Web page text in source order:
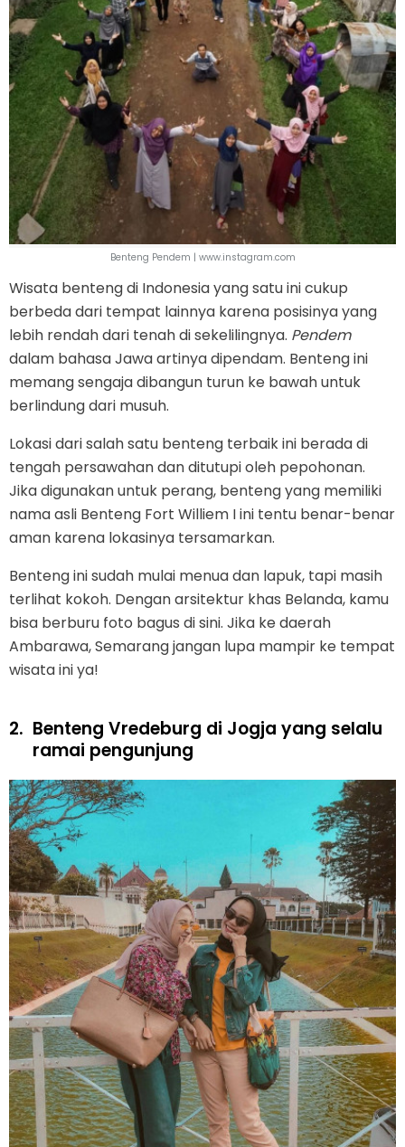
Benteng Pendem | www.instagram.com
Wisata benteng di Indonesia yang satu ini cukup
berbeda dari tempat lainnya karena posisinya yang
lebih rendah dari tenah di sekelilingnya. Pendem
dalam bahasa Jawa artinya dipendam. Benteng ini
memang sengaja dibangun turun ke bawah untuk
berlindung dari musuh.
Lokasi dari salah satu benteng terbaik ini berada di
tengah persawahan dan ditutupi oleh pepohonan.
Jika digunakan untuk perang, benteng yang memiliki
nama asli Benteng Fort Williem I ini tentu benar-benar
aman karena lokasinya tersamarkan.
Benteng ini sudah mulai menua dan lapuk, tapi masih
terlihat kokoh. Dengan arsitektur khas Belanda, kamu
bisa berburu foto bagus di sini. Jika ke daerah
Ambarawa, Semarang jangan lupa mampir ke tempat
wisata ini ya!
2. Benteng Vredeburg di Jogja yang selalu
ramai pengunjung